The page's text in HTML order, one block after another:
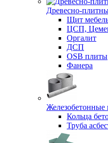
Древесно-
Щит
ЦСП,
Оргалит
ДСП
OSB плиты
Фанера
Железобетонные
Кольца
Труба